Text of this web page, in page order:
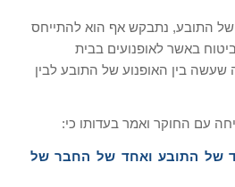
של התובע, נתבקש אף הוא להתייחס
באשר לאופנועים בבית
בין האופנוע של התובע לבין
עם החוקר ואמר בעדותו כי:
של התובע ואחד של החבר של